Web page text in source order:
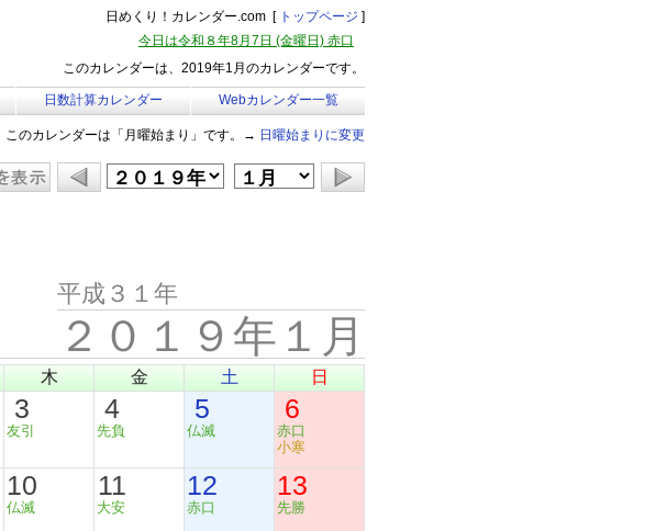
日めくり！カレンダー.com [ トップページ ]
今日は令和８年8月7日 (金曜日) 赤口
このカレンダーは、2019年1月のカレンダーです。
日数計算カレンダー Webカレンダー一覧
このカレンダーは「月曜始まり」です。→ 日曜始まりに変更
平成３１年
２０１９年１月
木 金 土 日
3
友引
4
先負
5
仏滅
6
赤口
小寒
10
仏滅
11
大安
12
赤口
13
先勝